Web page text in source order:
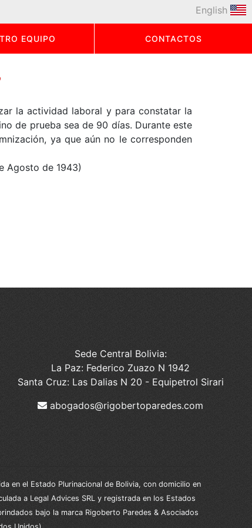
EQUIPO CONTACTOS
English
la actividad laboral y para constatar la
de prueba sea de 90 días. Durante este
ya que aún no le corresponden
Agosto de 1943)
Sede Central Bolivia:
La Paz: Federico Zuazo N 1942
Santa Cruz: Las Dalias N 20 - Equipetrol Sirari
abogados@rigobertoparedes.com
en el Estado Plurinacional de Bolivia, con domicilio en
a Legal Advices SRL y registrada en los Estados
bajo la marca Rigoberto Paredes & Asociados